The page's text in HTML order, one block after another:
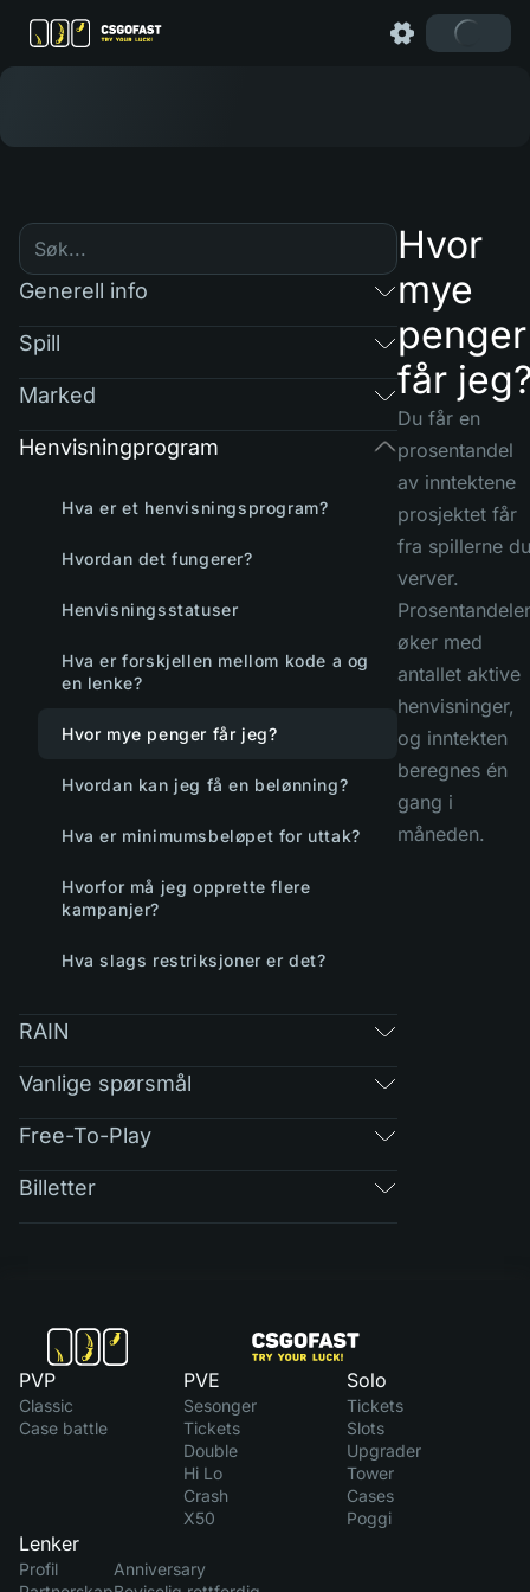
Generell info
Spill
Marked
Henvisningprogram
Hva er et henvisningsprogram?
Hvordan det fungerer?
Henvisningsstatuser
Hva er forskjellen mellom kode a og
en lenke?
Hvor mye penger får jeg?
Hvordan kan jeg få en belønning?
Hva er minimumsbeløpet for uttak?
Hvorfor må jeg opprette flere
kampanjer?
Hva slags restriksjoner er det?
RAIN
Vanlige spørsmål
Free-To-Play
Billetter
Hvor
mye
penger
får
Du får en
prosentandel
av inntektene
prosjektet får
fra spillerne du
verver.
øker med
antallet aktive
henvisninger,
og inntekten
beregnes én
gang i
måneden.
PVP
Classic
Case battle
PVE
Sesonger
Tickets
Double
Hi Lo
Crash
X50
Solo
Tickets
Slots
Upgrader
Tower
Cases
Poggi
Lenker
Profil
Anniversary